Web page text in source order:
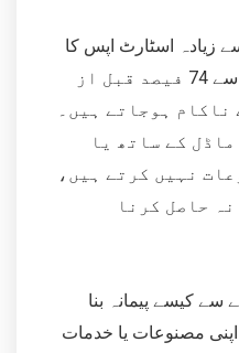
اپ جینوم نے 3200 سے زیادہ اسٹارٹ اپس کا
سروے کیا اور پایا کہ ان میں سے 74 فیصد قبل از
ناکام ہوجاتے ہیں۔
کے ساتھ یا
نہیں کرتے ہیں،
حاصل کرنا
سے کیسے پیمانہ بنا
مصنوعات یا خدمات